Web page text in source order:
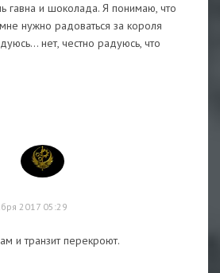
гавна и шоколада. Я понимаю, что
нужно радоваться за короля
нет, честно радуюсь, что
2017 05:29
и транзит перекроют.